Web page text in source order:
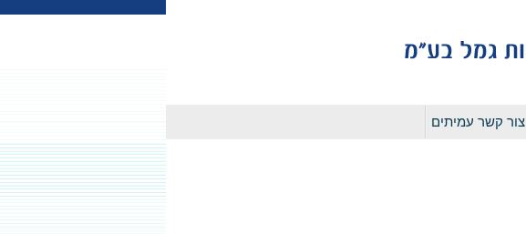
צור קשר עמיתים